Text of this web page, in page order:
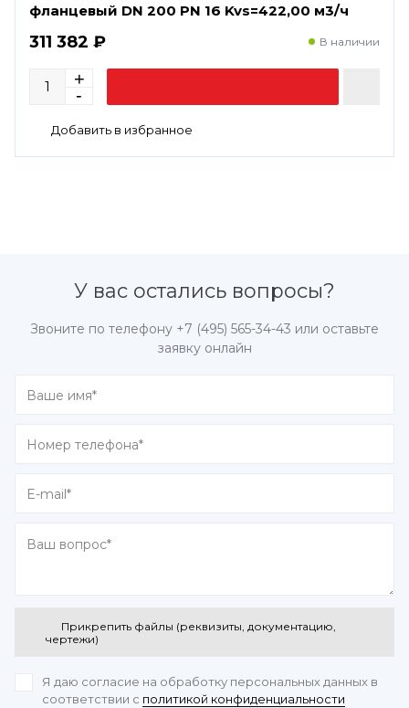
фланцевый DN 200 PN 16 Kvs=422,00 м3/ч
311 382 ₽ В наличии
У вас остались вопросы?
Звоните по телефону +7 (495) 565-34-43 или оставьте
заявку онлайн
Прикрепить файлы (реквизиты, документацию,
чертежи)
Я даю согласие на обработку персональных данных в
соответствии с политикой конфиденциальности